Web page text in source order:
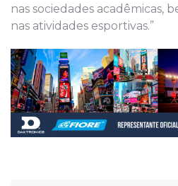
nas sociedades acadêmicas,
nas atividades esportivas.”